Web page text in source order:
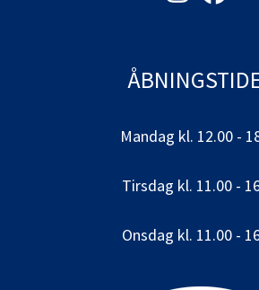
Mandag kl. 12.00 -
Tirsdag kl. 11.00 -
Onsdag kl. 11.00 -